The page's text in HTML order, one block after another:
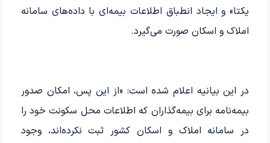
یکتا» و ایجاد انطباق اطلاعات بیمه‌ای با داده‌های سامانه
املاک و اسکان صورت می‌گیرد.
در این بیانیه اعلام شده است: «از این پس، امکان صدور
بیمه‌نامه برای بیمه‌گذاران که اطلاعات محل سکونت خود را
در سامانه املاک و اسکان کشور ثبت نکرده‌اند، وجود